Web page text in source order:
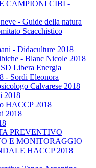
CAMPIONI CIBI -
- Guide della natura
Scacchistico
- Didaculture 2018
- Blanc Nicole 2018
Libera Energia
- Sordi Eleonora
Calvarese 2018
2018
HACCP 2018
2018
PREVENTIVO
E MONITORAGGIO
HACCP 2018